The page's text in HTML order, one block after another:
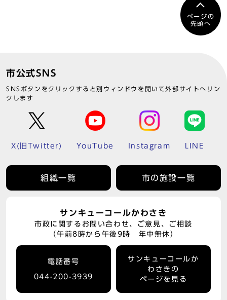
ページの
先頭へ
市公式SNS
SNSボタンをクリックすると別ウィンドウを開いて外部サイトへリン
クします
X(旧Twitter) YouTube Instagram LINE
組織一覧 市の施設一覧
サンキューコールかわさき
市政に関するお問い合わせ、ご意見、ご相談
（午前8時から午後9時 年中無休）
電話番号
044-200-3939
サンキューコールか
わさきの
ページを見る